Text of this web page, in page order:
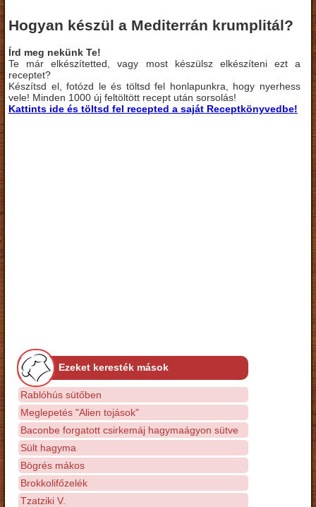
Hogyan készül a Mediterrán krumplitál?
Írd meg nekünk Te!
Te már elkészítetted, vagy most készülsz elkészíteni ezt a
receptet?
Készítsd el, fotózd le és töltsd fel honlapunkra, hogy nyerhess
vele! Minden 1000 új feltöltött recept után sorsolás!
Kattints ide és töltsd fel recepted a saját Receptkönyvedbe!
Ezeket keresték mások
Rablóhús sütőben
Meglepetés "Alien tojások"
Baconbe forgatott csirkemáj hagymaágyon sütve
Sült hagyma
Bögrés mákos
Brokkolifőzelék
Tzatziki V.